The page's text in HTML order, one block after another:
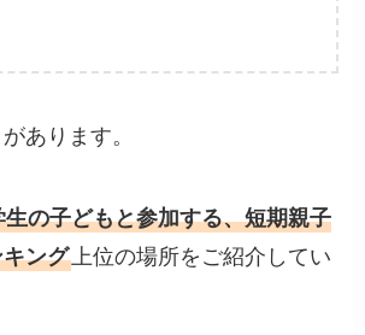
あります。
生の子どもと参加する、短期親子
ング 上位の場所をご紹介してい